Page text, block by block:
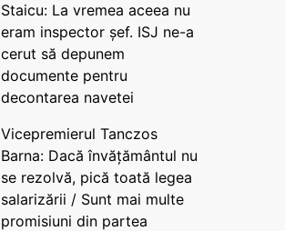
Staicu: La vremea aceea nu
eram inspector șef. ISJ ne-a
cerut să depunem
documente pentru
decontarea navetei
Vicepremierul Tanczos
Barna: Dacă învățământul nu
se rezolvă, pică toată legea
salarizării / Sunt mai multe
promisiuni din partea